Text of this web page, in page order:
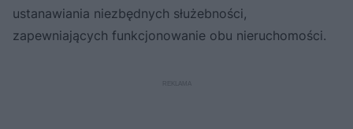
ustanawiania niezbędnych służebności,
zapewniających funkcjonowanie obu nieruchomości.